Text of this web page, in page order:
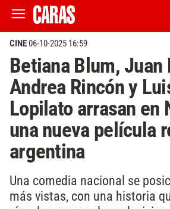
CINE06-10-2025 16:59
Betiana Blum,
Andrea Rincón y
Lopilato arrasan en
una nueva película
argentina
Una comedia nacional se
más vistas, con una historia